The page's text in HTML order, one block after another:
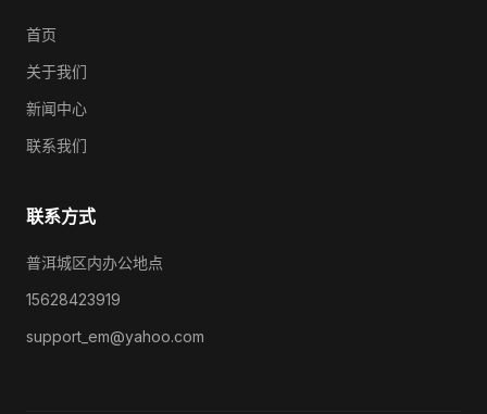
首页
关于我们
新闻中心
联系我们
联系方式
普洱城区内办公地点
15628423919
support_em@yahoo.com